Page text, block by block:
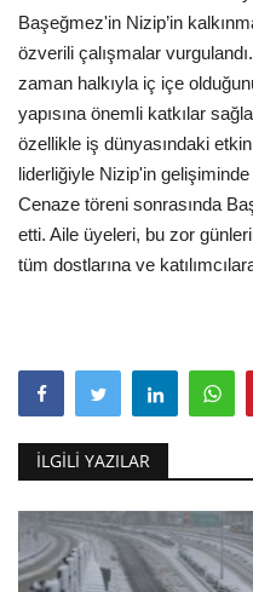
Başeğmez'in Nizip’in
özverili çalışmalar
zaman halkıyla iç içe
yapısına önemli katkılar
özellikle iş dünyasındaki
liderliğiyle Nizip'in
Cenaze töreni sonrasında
etti. Aile üyeleri, bu zor
tüm dostlarına ve
İLGILI YAZILAR